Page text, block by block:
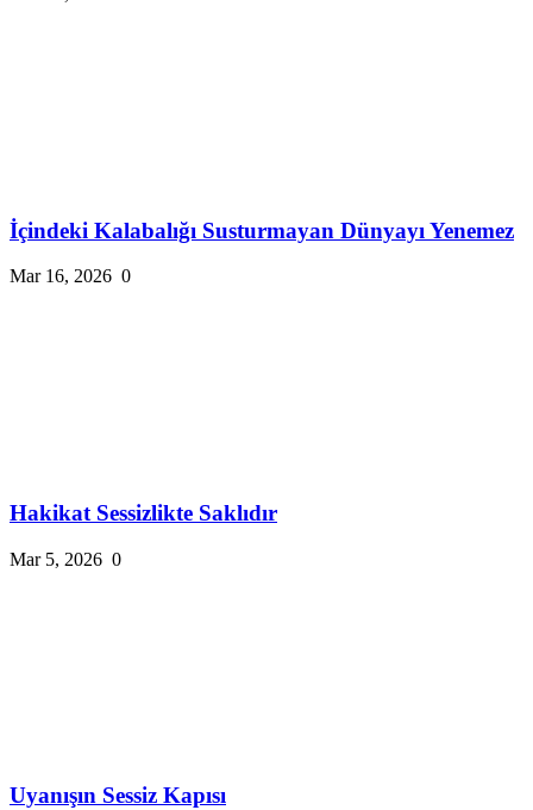
İçindeki Kalabalığı Susturmayan Dünyayı Yenemez
Mar 16, 2026 0
Hakikat Sessizlikte Saklıdır
Mar 5, 2026 0
Uyanışın Sessiz Kapısı